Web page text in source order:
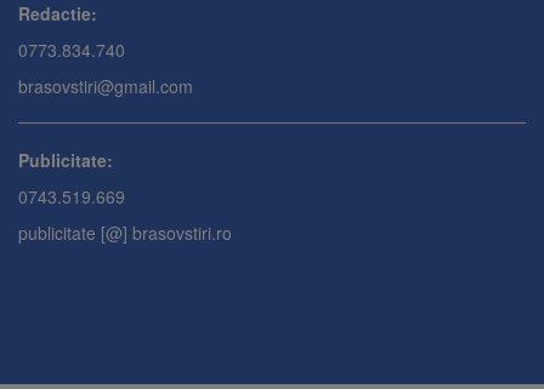
Redactie:
0773.834.740
brasovstiri@gmail.com
Publicitate:
0743.519.669
publicitate [@] brasovstiri.ro